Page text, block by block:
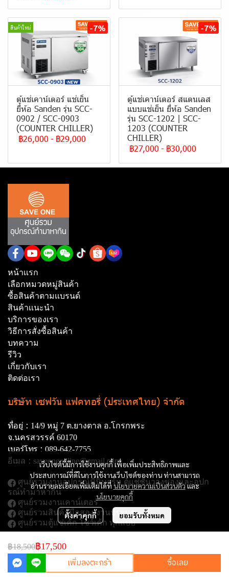
สินค้าใหม่ -7%
ตู้แช่เคาน์เตอร์ แช่เย็น
ยี่ห้อ Sanden รุ่น SCC-
0902 / SCC-0903
(COUNTER CHILLER)
฿26,000 - ฿29,000
-7%
ตู้แช่เคาน์เตอร์ สแตนเลส
แบบแช่เย็น ยี่ห้อ Sanden
รุ่น SCC-1202 | SCC-
1203 (COUNTER
CHILLER)
฿27,000 - ฿30,000
฿18,500฿17,500
เพิ่มลงตะกร้า ซื้อเลย
เว็บไซต์นี้มีการใช้งานคุกกี้ เพื่อเพิ่มประสิทธิภาพและ
ประสบการณ์ที่ดีในการใช้งานเว็บไซต์ของท่าน ท่านสามารถ
อ่านรายละเอียดเพิ่มเติมได้ที่ นโยบายความเป็นส่วนตัวและ
นโยบายคุกกี้
ตั้งค่าคุกกี้ ยอมรับทั้งหมด
หน้าเเรก
เลือกหมวดหมู่สินค้า
ซื้อสินค้าตามเเบรนด์
สินค้าเเนะนำ
บริการของเรา
วิธีการสั่งซื้อสินค้า
บทความ
รีวิว
เกี่ยวกับเรา
ติดต่อเรา
บริษัท เซฟวัน แฟคทอรี่ (ประเทศไทย) จำกัด
ที่อยู่ : 14/9 หมู่ 7 ต.ยางตาล อ.โกรกพระ
จ.นครสวรรค์ 60170
เบอร์โทร : 089-642-7755
อีเมล : saveoneonline@gmail.com
ศูนย์รวมงานอุปกรณ์มินิมาร์ท ตู้แช่ชั้นวางของและอุปก
รณ์ทํามาหากิน
ศูนย์รวมงานเคาน์เตอร์
ศูนย์รวมสินค้ามือสอง งานประมูล
ศูนย์รวมตู้แช่เค้ก โชว์เค้ก ทุกแบบ
Copyright | All Rights Reserved | Powered by MWE
Powered By MakeWebEasy